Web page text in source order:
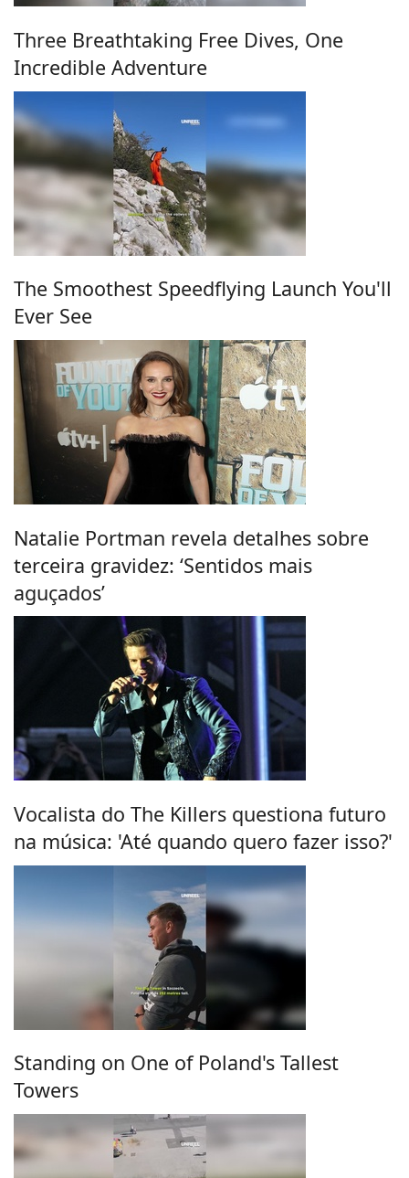
Three Breathtaking Free Dives, One
Incredible Adventure
The Smoothest Speedflying Launch You'll
Ever See
Natalie Portman revela detalhes sobre
terceira gravidez: ‘Sentidos mais
aguçados’
Vocalista do The Killers questiona futuro
na música: 'Até quando quero fazer isso?'
Standing on One of Poland's Tallest
Towers